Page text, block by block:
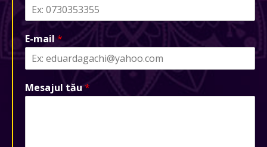
E-mail *
Mesajul tău *